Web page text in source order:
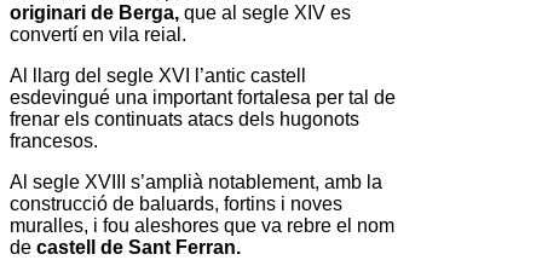
originari de Berga, que al segle XIV es
convertí en vila reial.
Al llarg del segle XVI l’antic castell
esdevingué una important fortalesa per tal de
frenar els continuats atacs dels hugonots
francesos.
Al segle XVIII s’amplià notablement, amb la
construcció de baluards, fortins i noves
muralles, i fou aleshores que va rebre el nom
de castell de Sant Ferran.